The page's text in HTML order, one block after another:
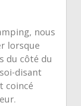
nous
lorsque
du côté du
disant
coincé